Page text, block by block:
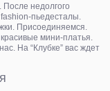
недолгого
пьедесталы.
Присоединяемся.
мини-платья.
На “Клубке” вас ждет